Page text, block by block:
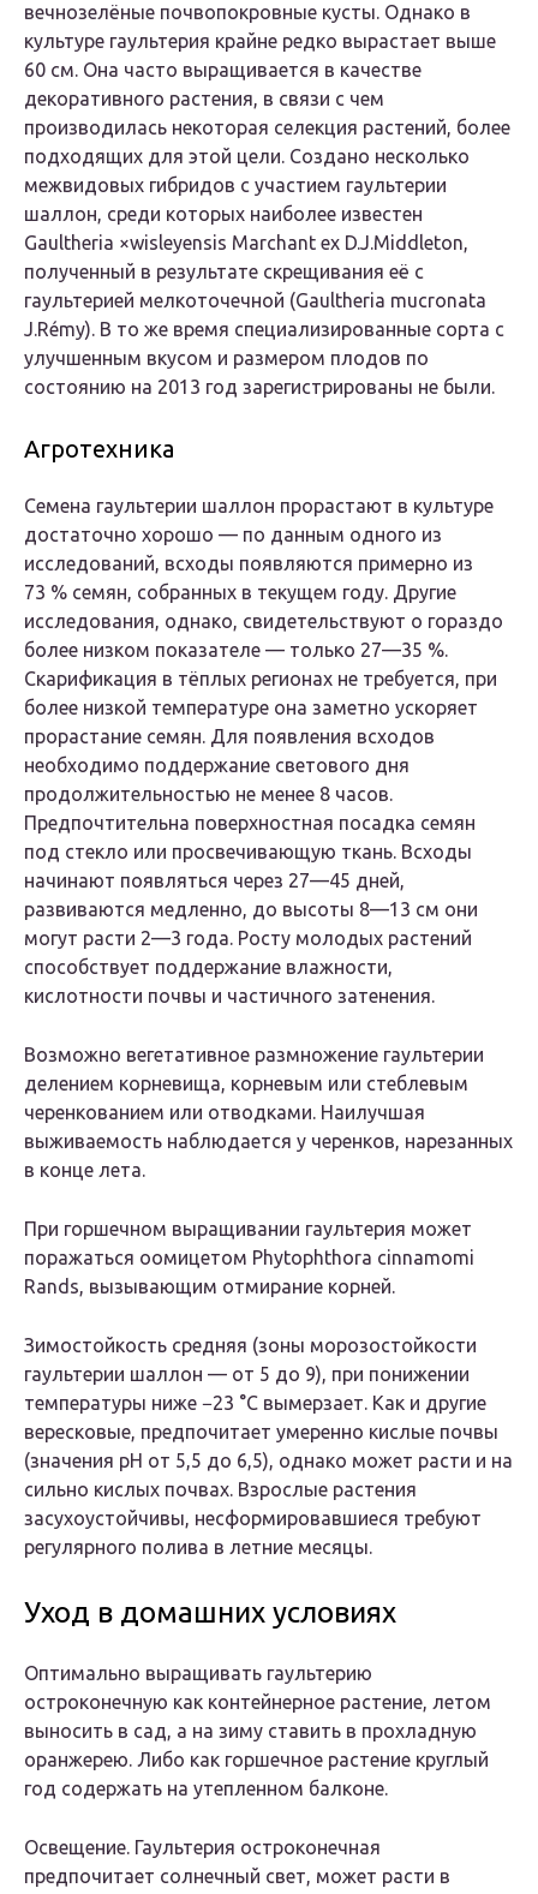
вечнозелёные почвопокровные кусты. Однако в
культуре гаультерия крайне редко вырастает выше
60 см. Она часто выращивается в качестве
декоративного растения, в связи с чем
производилась некоторая селекция растений, более
подходящих для этой цели. Создано несколько
межвидовых гибридов с участием гаультерии
шаллон, среди которых наиболее известен
Gaultheria ×wisleyensis Marchant ex D.J.Middleton,
полученный в результате скрещивания её с
гаультерией мелкоточечной (Gaultheria mucronata
J.Rémy). В то же время специализированные сорта с
улучшенным вкусом и размером плодов по
состоянию на 2013 год зарегистрированы не были.
Агротехника
Семена гаультерии шаллон прорастают в культуре
достаточно хорошо — по данным одного из
исследований, всходы появляются примерно из
73 % семян, собранных в текущем году. Другие
исследования, однако, свидетельствуют о гораздо
более низком показателе — только 27—35 %.
Скарификация в тёплых регионах не требуется, при
более низкой температуре она заметно ускоряет
прорастание семян. Для появления всходов
необходимо поддержание светового дня
продолжительностью не менее 8 часов.
Предпочтительна поверхностная посадка семян
под стекло или просвечивающую ткань. Всходы
начинают появляться через 27—45 дней,
развиваются медленно, до высоты 8—13 см они
могут расти 2—3 года. Росту молодых растений
способствует поддержание влажности,
кислотности почвы и частичного затенения.
Возможно вегетативное размножение гаультерии
делением корневища, корневым или стеблевым
черенкованием или отводками. Наилучшая
выживаемость наблюдается у черенков, нарезанных
в конце лета.
При горшечном выращивании гаультерия может
поражаться оомицетом Phytophthora cinnamomi
Rands, вызывающим отмирание корней.
Зимостойкость средняя (зоны морозостойкости
гаультерии шаллон — от 5 до 9), при понижении
температуры ниже −23 °C вымерзает. Как и другие
вересковые, предпочитает умеренно кислые почвы
(значения pH от 5,5 до 6,5), однако может расти и на
сильно кислых почвах. Взрослые растения
засухоустойчивы, несформировавшиеся требуют
регулярного полива в летние месяцы.
Уход в домашних условиях
Оптимально выращивать гаультерию
остроконечную как контейнерное растение, летом
выносить в сад, а на зиму ставить в прохладную
оранжерею. Либо как горшечное растение круглый
год содержать на утепленном балконе.
Освещение. Гаультерия остроконечная
предпочитает солнечный свет, может расти в